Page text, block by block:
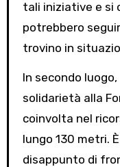
tali iniziative e si
potrebbero
trovino in
In secondo
solidarietà alla
coinvolta nel
lungo 130 metri.
disappunto di